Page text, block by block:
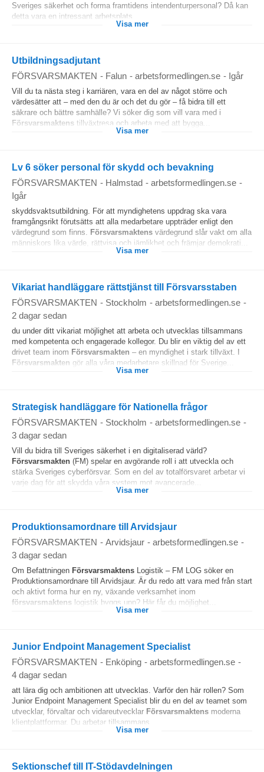
Sveriges säkerhet och forma framtidens intendenturpersonal? Då kan
detta vara en intressant arbetsplats...
Visa mer
Utbildningsadjutant
FÖRSVARSMAKTEN - Falun - arbetsformedlingen.se - Igår
Vill du ta nästa steg i karriären, vara en del av något större och
värdesätter att – med den du är och det du gör – få bidra till ett
säkrare och bättre samhälle? Vi söker dig som vill vara med i
Försvarsmaktens tillväxtresa och arbeta med att bygga...
Visa mer
Lv 6 söker personal för skydd och bevakning
FÖRSVARSMAKTEN - Halmstad - arbetsformedlingen.se -
Igår
skyddsvaktsutbildning. För att myndighetens uppdrag ska vara
framgångsrikt förutsätts att alla medarbetare uppträder enligt den
värdegrund som finns. Försvarsmaktens värdegrund slår vakt om alla
människors lika värde, rättvisa och jämlikhet och främjar demokrati...
Visa mer
Vikariat handläggare rättstjänst till Försvarsstaben
FÖRSVARSMAKTEN - Stockholm - arbetsformedlingen.se -
2 dagar sedan
du under ditt vikariat möjlighet att arbeta och utvecklas tillsammans
med kompetenta och engagerade kollegor. Du blir en viktig del av ett
drivet team inom Försvarsmakten – en myndighet i stark tillväxt. I
Försvarsmakten gör alla våra medarbetare skillnad för Sverige...
Visa mer
Strategisk handläggare för Nationella frågor
FÖRSVARSMAKTEN - Stockholm - arbetsformedlingen.se -
3 dagar sedan
Vill du bidra till Sveriges säkerhet i en digitaliserad värld?
Försvarsmakten (FM) spelar en avgörande roll i att utveckla och
stärka Sveriges cyberförsvar. Som en del av totalförsvaret arbetar vi
varje dag för att skydda våra system mot avancerade...
Visa mer
Produktionsamordnare till Arvidsjaur
FÖRSVARSMAKTEN - Arvidsjaur - arbetsformedlingen.se -
3 dagar sedan
Om Befattningen Försvarsmaktens Logistik – FM LOG söker en
Produktionsamordnare till Arvidsjaur. Är du redo att vara med från start
och aktivt forma hur en ny, växande verksamhet inom
försvarsmaktens logistik byggs upp? Här får du möjlighet...
Visa mer
Junior Endpoint Management Specialist
FÖRSVARSMAKTEN - Enköping - arbetsformedlingen.se -
4 dagar sedan
att lära dig och ambitionen att utvecklas. Varför den här rollen? Som
Junior Endpoint Management Specialist blir du en del av teamet som
utvecklar, förvaltar och vidareutvecklar Försvarsmaktens moderna
klientplattformar. Du arbetar tillsammans...
Visa mer
Sektionschef till IT-Stödavdelningen